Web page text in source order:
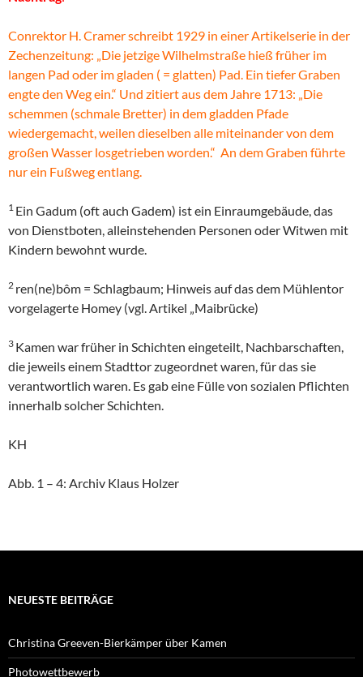
Conrektor H. Cramer schreibt 1929 in einer Artikelserie in der
Zechenzeitung: „Die jetzige Wilhelmstraße hieß früher im
langen Pad oder im gladen ( = glatten) Pad. Ein tiefer Graben
engte den Weg ein.“ Und zitiert aus dem Jahre 1713: „Die
schemmen (schmale Bretter) in dem gladden Pfade
wiedergemacht, weilen dieselben alle miteinander von dem
großen Wasser losgetrieben worden.“ An dem Graben führte
nur ein Fußweg entlang.
1 Ein Gadum (oft auch Gadem) ist ein Einraumgebäude, das
von Dienstboten, alleinstehenden Personen oder Witwen mit
Kindern bewohnt wurde.
2 ren(ne)bôm = Schlagbaum; Hinweis auf das dem Mühlentor
vorgelagerte Homey (vgl. Artikel „Maibrücke)
3 Kamen war früher in Schichten eingeteilt, Nachbarschaften,
die jeweils einem Stadttor zugeordnet waren, für das sie
verantwortlich waren. Es gab eine Fülle von sozialen Pflichten
innerhalb solcher Schichten.
KH
Abb. 1 – 4: Archiv Klaus Holzer
NEUESTE BEITRÄGE
Christina Greeven-Bierkämper über Kamen
Photowettbewerb